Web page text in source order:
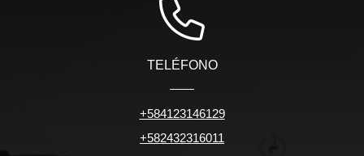
TELÉFONO
+584123146129
+582432316011